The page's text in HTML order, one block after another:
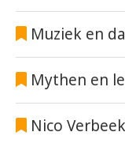
Muziek en
Mythen en
Nico